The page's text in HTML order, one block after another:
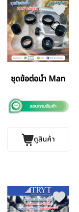
ชุดข้อต่อน้ำ Man
ดูสินค้า